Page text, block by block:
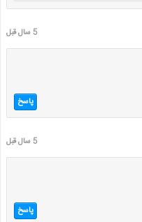
5 سال قبل
پاسخ
5 سال قبل
پاسخ